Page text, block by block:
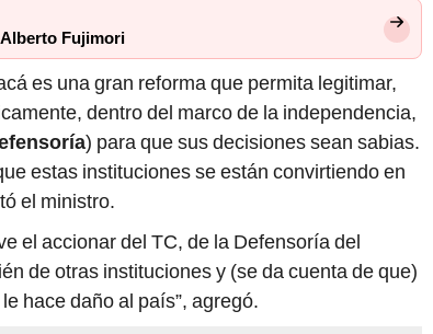
Fujimori
es una gran reforma que permita legitimar,
dentro del marco de la independencia,
) para que sus decisiones sean sabias.
estas instituciones se están convirtiendo en
el ministro.
el accionar del TC, de la Defensoría del
de otras instituciones y (se da cuenta de que)
hace daño al país”, agregó.